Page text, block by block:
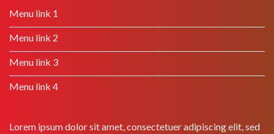
Menu link 1
Menu link 2
Menu link 3
Menu link 4
Lorem ipsum dolor sit amet, consectetuer adipiscing elit, sed